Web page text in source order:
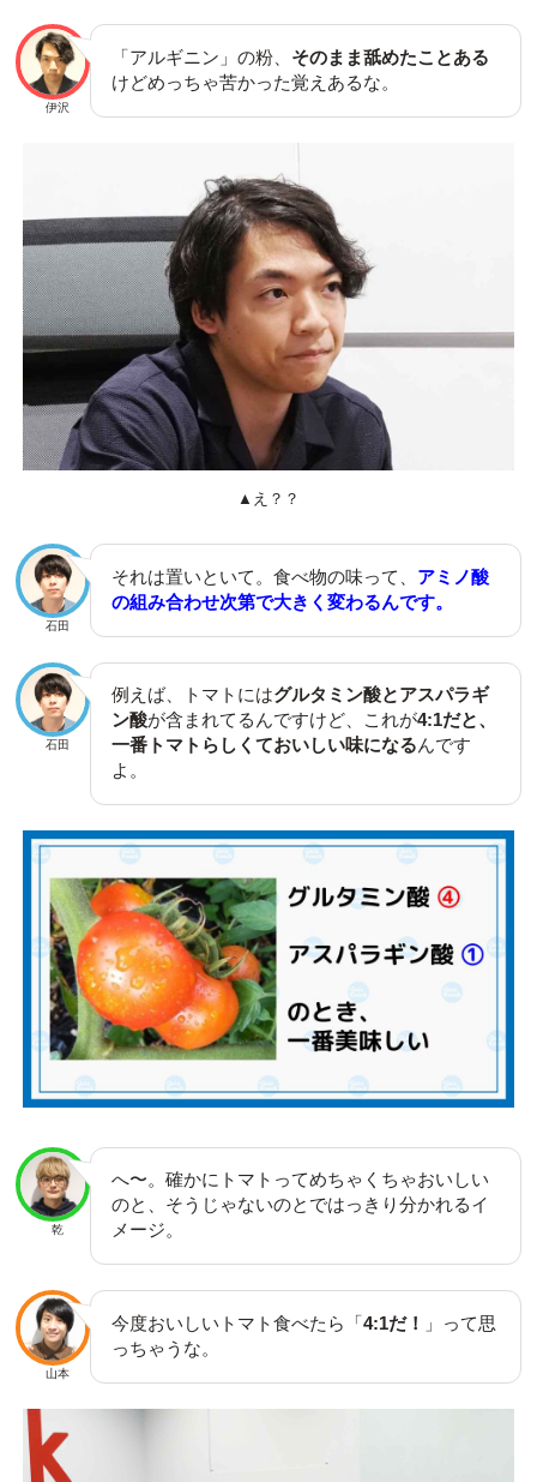
伊沢
「アルギニン」の粉、 そのまま舐めたことある
けどめっちゃ苦かった覚えあるな。
▲え？？
石田
それは置いといて。食べ物の味って、 アミノ酸
の組み合わせ次第で大きく変わるんです。
石田
例えば、トマトにはグルタミン酸とアスパラギ
ン酸が含まれてるんですけど、これが4:1だと、
一番トマトらしくておいしい味になるんです
よ。
乾
へ〜。確かにトマトってめちゃくちゃおいしい
のと、そうじゃないのとではっきり分かれるイ
メージ。
山本
今度おいしいトマト食べたら「4:1だ！
」って思
っちゃうな。